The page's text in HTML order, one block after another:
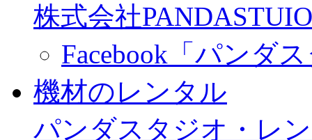
株式会社
Facebook「パンダ
機材のレンタル
パンダスタジオ・レ